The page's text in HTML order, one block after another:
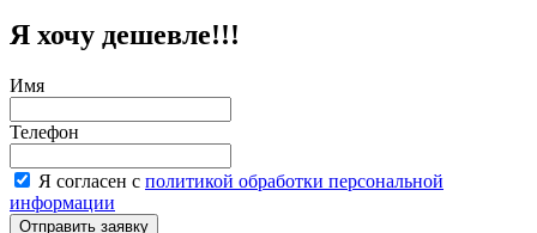
Я хочу дешевле!!!
Имя
Телефон
Я согласен с политикой обработки персональной
информации